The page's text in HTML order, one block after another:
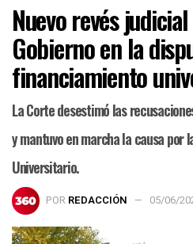
Nuevo revés
Gobierno en la
financiamiento
La Corte desestimó las
y mantuvo en marcha la causa por
Universitario.
POR REDACCIÓN 05/06/